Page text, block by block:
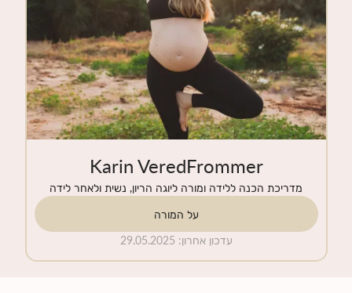
Karin VeredFrommer
מדריכת הכנה ללידה ומורה ליוגה הריון, נשית ולאחר לידה
על המורה
עדכון אחרון:
29.05.2025